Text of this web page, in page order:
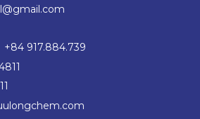
+84 917.884.739